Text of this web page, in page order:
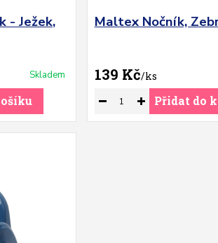
- Ježek,
Skladem
Maltex Nočník,
139 Kč/ks
Přidat do